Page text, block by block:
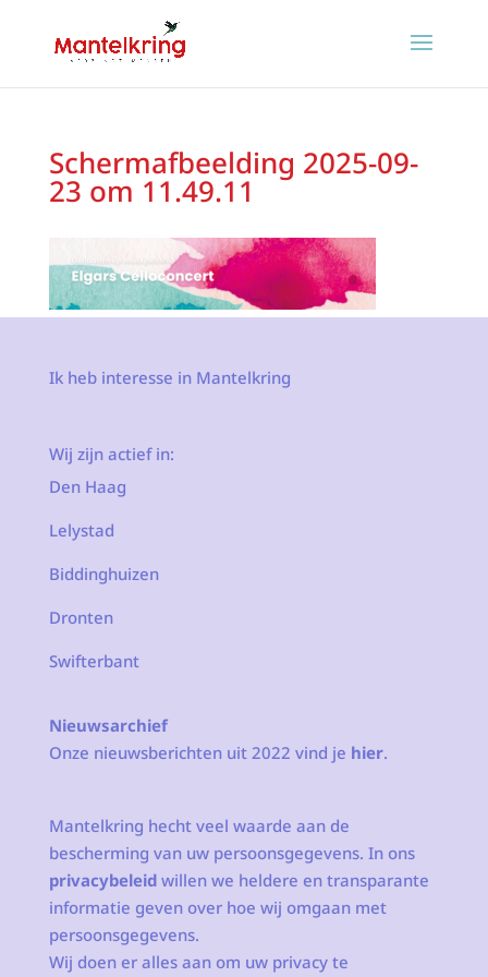
Scherm­afbeelding 2025-09-
23 om 11.49.11
Ik heb interesse in Mantelkring
Wij zijn actief in:
Den Haag
Lelystad
Biddinghuizen
Dronten
Swifterbant
Nieuwsarchief
Onze nieuwsberichten uit 2022 vind je hier.
Mantelkring hecht veel waarde aan de
bescherming van uw persoonsgegevens. In ons
privacybeleidwillen we heldere en transparante
informatie geven over hoe wij omgaan met
persoonsgegevens.
Wij doen er alles aan om uw privacy te